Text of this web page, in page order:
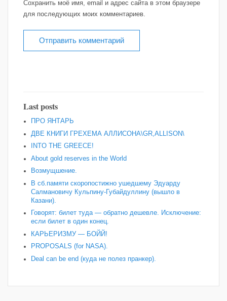
Сохранить моё имя, email и адрес сайта в этом браузере
для последующих моих комментариев.
Last posts
ПРО ЯНТАРЬ
ДВЕ КНИГИ ГРЕХЕМА АЛЛИСОНА\GR,ALLISON\
INTO THE GREECE!
About gold reserves in the World
Возмущшение.
В сб.памяти скоропостижно ушедшему Эдуарду
Салмановичу Кульпину-Губайдуллину (вышло в
Казани).
Говорят: билет туда — обратно дешевле. Исключение:
если билет в один конец.
КАРЬЕРИЗМУ — БОЙЙ!
PROPOSALS (for NASA).
Deal can be end (куда не полез пранкер).